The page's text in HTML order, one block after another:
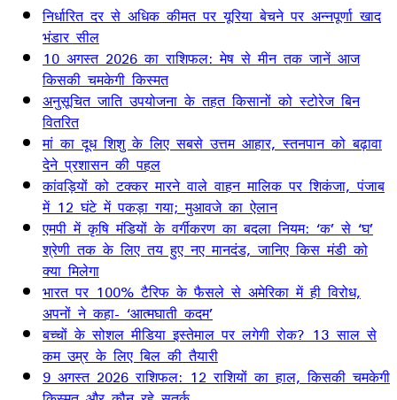
निर्धारित दर से अधिक कीमत पर यूरिया बेचने पर अन्नपूर्णा खाद
भंडार सील
10 अगस्त 2026 का राशिफल: मेष से मीन तक जानें आज
किसकी चमकेगी किस्मत
अनुसूचित जाति उपयोजना के तहत किसानों को स्टोरेज बिन
वितरित
मां का दूध शिशु के लिए सबसे उत्तम आहार, स्तनपान को बढ़ावा
देने प्रशासन की पहल
कांवड़ियों को टक्कर मारने वाले वाहन मालिक पर शिकंजा, पंजाब
में 12 घंटे में पकड़ा गया; मुआवजे का ऐलान
एमपी में कृषि मंडियों के वर्गीकरण का बदला नियम: ‘क’ से ‘घ’
श्रेणी तक के लिए तय हुए नए मानदंड, जानिए किस मंडी को
क्या मिलेगा
भारत पर 100% टैरिफ के फैसले से अमेरिका में ही विरोध,
अपनों ने कहा- ‘आत्मघाती कदम’
बच्चों के सोशल मीडिया इस्तेमाल पर लगेगी रोक? 13 साल से
कम उम्र के लिए बिल की तैयारी
9 अगस्त 2026 राशिफल: 12 राशियों का हाल, किसकी चमकेगी